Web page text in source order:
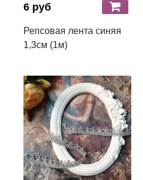
6 руб
Репсовая лента синяя
1,3см (1м)